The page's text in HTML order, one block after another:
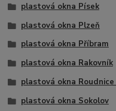
plastová okna Písek
plastová okna Plzeň
plastová okna Příbram
plastová okna Rakovník
plastová okna
plastová okna Sokolov